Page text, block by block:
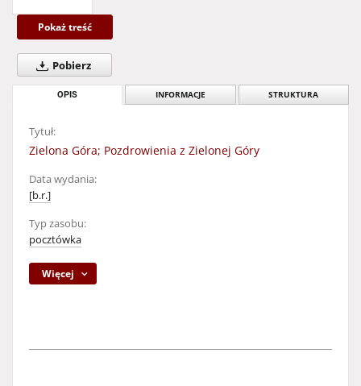
Pokaż treść
Pobierz
OPIS INFORMACJE STRUKTURA
Tytuł:
Zielona Góra; Pozdrowienia z Zielonej Góry
Data wydania:
[b.r.]
Typ zasobu:
pocztówka
Więcej